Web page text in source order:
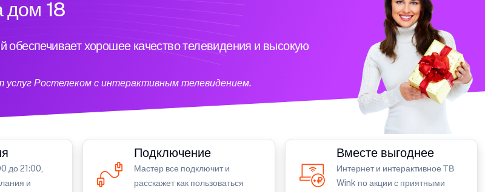
дом 18
хорошее качество телевидения и высокую
услуг Ростелеком с интерактивным телевидением.
до 21:00,
и
Подключение
Мастер все подключит и
расскажет как пользоваться
Вместе выгоднее
Интернет и интерактивное ТВ
Wink по акции с приятными